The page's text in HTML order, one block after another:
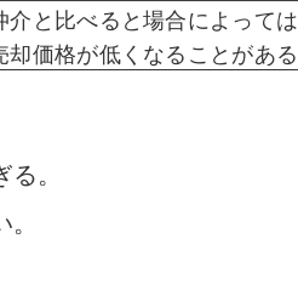
介と比べると場合によっては
却価格が低くなることがある
。